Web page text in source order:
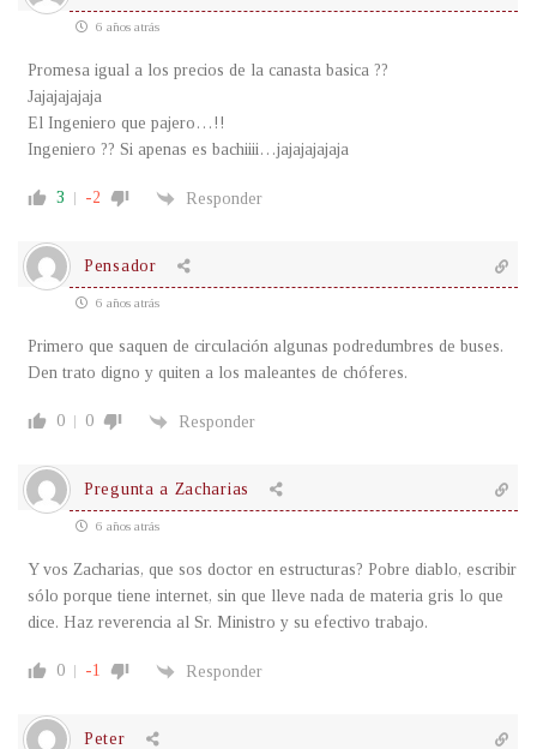
6 años atrás
Promesa igual a los precios de la canasta basica ??
Jajajajajaja
El Ingeniero que pajero…!!
Ingeniero ?? Si apenas es bachiiii…jajajajajaja
3 -2 Responder
Pensador
6 años atrás
Primero que saquen de circulación algunas podredumbres de buses.
Den trato digno y quiten a los maleantes de chóferes.
0 0 Responder
Pregunta a Zacharias
6 años atrás
Y vos Zacharias, que sos doctor en estructuras? Pobre diablo, escribir
sólo porque tiene internet, sin que lleve nada de materia gris lo que
dice. Haz reverencia al Sr. Ministro y su efectivo trabajo.
0 -1 Responder
Peter